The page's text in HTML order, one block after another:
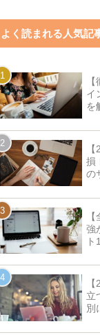
よく読まれる人気記
イ
を
損
の
強
ト
立
別